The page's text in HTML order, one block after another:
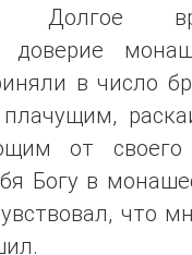
Долгое
доверие
в число
от своего
Богу в
что